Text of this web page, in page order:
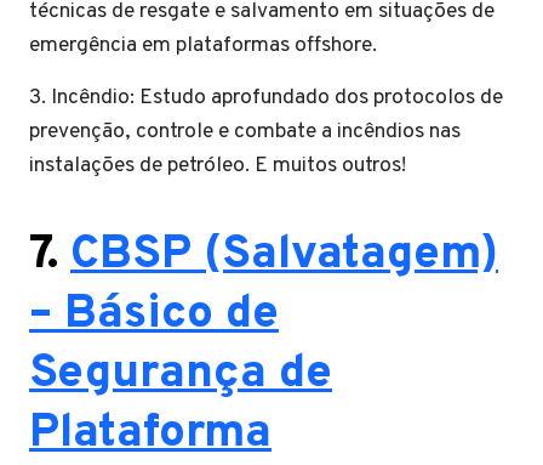
técnicas de resgate e salvamento em situações de
emergência em plataformas offshore.
3. Incêndio: Estudo aprofundado dos protocolos de
prevenção, controle e combate a incêndios nas
instalações de petróleo. E muitos outros!
7. CBSP (Salvatagem)
– Básico de
Segurança de
Plataforma